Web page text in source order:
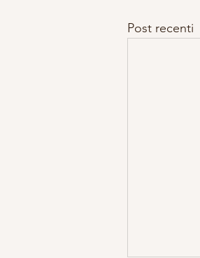
Post recenti